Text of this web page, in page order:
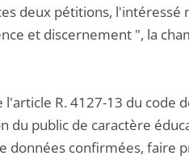
deux pétitions, l'intéressé
et discernement ", la
R. 4127-13 du code
du public de caractère
données confirmées, faire